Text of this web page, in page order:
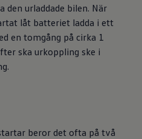
den urladdade bilen. När
låt batteriet ladda i ett
en tomgång på cirka 1
ska urkoppling ske i
beror det ofta på två